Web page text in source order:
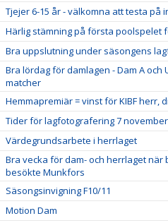
Tjejer 6-15 år - välkomna att testa på
Härlig stämning på första poolspelet
Bra uppslutning under säsongens
Bra lördag för damlagen - Dam A och
matcher
Hemmapremiär = vinst för KIBF herr,
Tider för lagfotografering 7
Värdegrundsarbete i herrlaget
Bra vecka för dam- och herrlaget när
besökte Munkfors
Säsongsinvigning F10/11
Motion Dam